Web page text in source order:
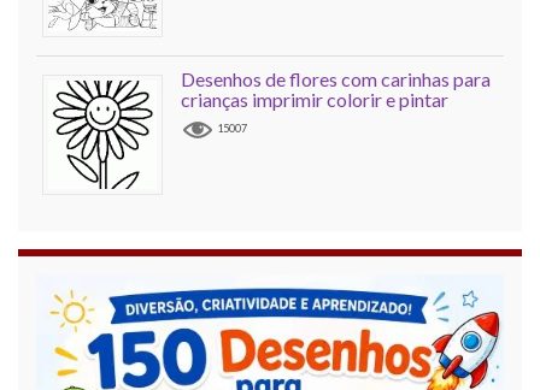
Desenhos de flores com carinhas para
crianças imprimir colorir e pintar
15007